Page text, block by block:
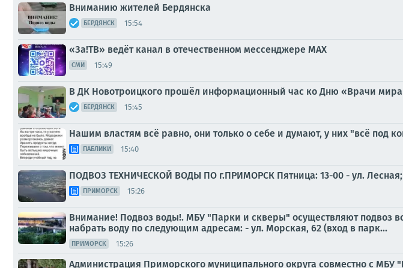
Вниманию жителей Бердянска
БЕРДЯНСК 15:54
«За!ТВ» ведёт канал в отечественном мессенджере MAX
СМИ 15:49
В ДК Новотроицкого прошёл информационный час ко Дню «Врачи
БЕРДЯНСК 15:45
Нашим властям всё равно, они только о себе и думают, у них "всё под
ПАБЛИКИ 15:40
ПОДВОЗ ТЕХНИЧЕСКОЙ ВОДЫ ПО г.ПРИМОРСК Пятница: 13-00 - ул. Лесная;
ПРИМОРСК 15:26
Внимание! Подвоз воды!. МБУ "Парки и скверы" осуществляют подвоз
набрать воду по следующим адресам: - ул. Морская, 62 (вход в парк...
ПРИМОРСК 15:26
Администрация Приморского муниципального округа совместно с